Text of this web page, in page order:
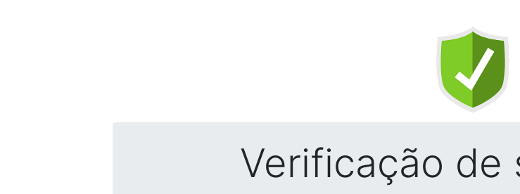
Verificação de